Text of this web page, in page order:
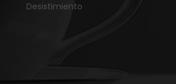
Desistimiento